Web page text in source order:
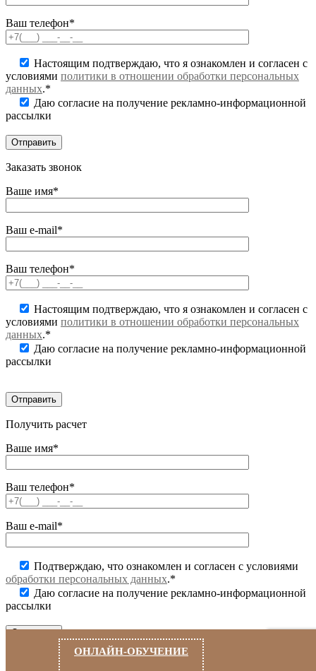
Ваш телефон*
Настоящим подтверждаю, что я ознакомлен и согласен с
условиями политики в отношении обработки персональных
данных.*
Даю согласие на получение рекламно-информационной
рассылки
Заказать звонок
Ваше имя*
Ваш e-mail*
Ваш телефон*
Настоящим подтверждаю, что я ознакомлен и согласен с
условиями политики в отношении обработки персональных
данных.*
Даю согласие на получение рекламно-информационной
рассылки
Получить расчет
Ваше имя*
Ваш телефон*
Ваш e-mail*
Подтверждаю, что ознакомлен и согласен с условиями
обработки персональных данных.*
Даю согласие на получение рекламно-информационной
рассылки
ОНЛАЙН-ОБУЧЕНИЕ